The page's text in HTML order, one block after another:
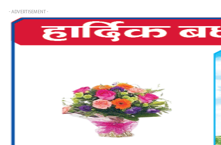
- ADVERTISEMENT -